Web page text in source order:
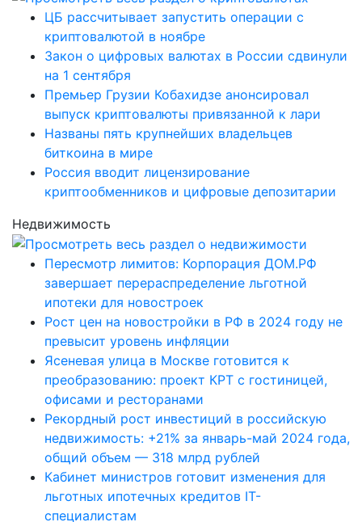
ЦБ рассчитывает запустить операции с
криптовалютой в ноябре
Закон о цифровых валютах в России сдвинули
на 1 сентября
Премьер Грузии Кобахидзе анонсировал
выпуск криптовалюты привязанной к лари
Названы пять крупнейших владельцев
биткоина в мире
Россия вводит лицензирование
криптообменников и цифровые депозитарии
Недвижимость
Пересмотр лимитов: Корпорация ДОМ.РФ
завершает перераспределение льготной
ипотеки для новостроек
Рост цен на новостройки в РФ в 2024 году не
превысит уровень инфляции
Ясеневая улица в Москве готовится к
преобразованию: проект КРТ с гостиницей,
офисами и ресторанами
Рекордный рост инвестиций в российскую
недвижимость: +21% за январь-май 2024 года,
общий объем — 318 млрд рублей
Кабинет министров готовит изменения для
льготных ипотечных кредитов IT-
специалистам